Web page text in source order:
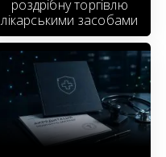
роздрібну торгівлю
лікарськими засобами